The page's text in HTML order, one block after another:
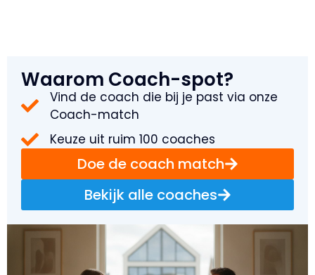
Waarom Coach-spot?
Vind de coach die bij je past via onze
Coach-match
Keuze uit ruim 100 coaches
Doe de coach match
Bekijk alle coaches